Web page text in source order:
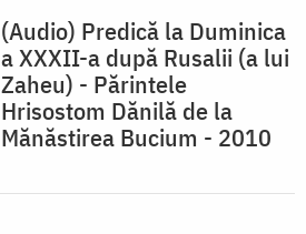
(Audio) Predică la Duminica
a XXXII-a după Rusalii (a lui
Zaheu) - Părintele
Hrisostom Dănilă de la
Mănăstirea Bucium - 2010